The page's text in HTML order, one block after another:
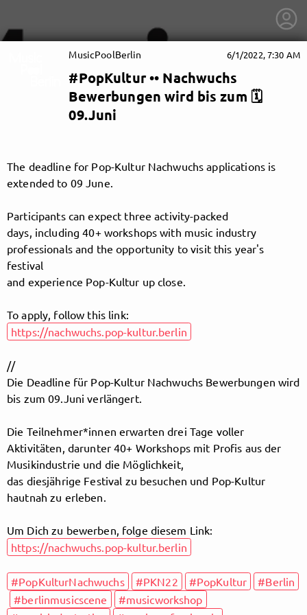
MusicPoolBerlin 6/1/2022, 7:30 AM
#PopKultur •• Nachwuchs
Bewerbungen wird bis zum 🗓
09.Juni
The deadline for Pop-Kultur Nachwuchs applications is
extended to 09 June.
Participants can expect three activity-packed
days, including 40+ workshops with music industry
professionals and the opportunity to visit this year's
festival
and experience Pop-Kultur up close.
To apply, follow this link:
https://nachwuchs.pop-kultur.berlin
//
Die Deadline für Pop-Kultur Nachwuchs Bewerbungen wird
bis zum 09.Juni verlängert.
Die Teilnehmer*innen erwarten drei Tage voller
Aktivitäten, darunter 40+ Workshops mit Profis aus der
Musikindustrie und die Möglichkeit,
das diesjährige Festival zu besuchen und Pop-Kultur
hautnah zu erleben.
Um Dich zu bewerben, folge diesem Link:
https://nachwuchs.pop-kultur.berlin
#PopKulturNachwuchs #PKN22 #PopKultur
#Berlin
#berlinmusicscene
#musicworkshop
MusicPoolBerlin
immediately
get access to all exclusive posts.